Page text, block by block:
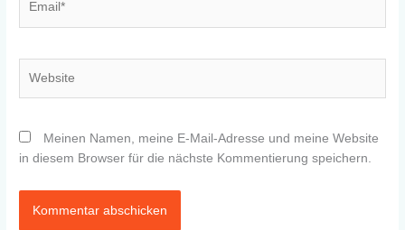
Meinen Namen, meine E-Mail-Adresse und meine Website
in diesem Browser für die nächste Kommentierung speichern.